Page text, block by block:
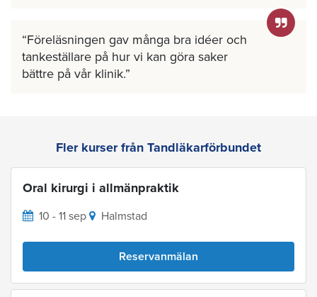
Föreläsningen gav många bra idéer och
tankeställare på hur vi kan göra saker
bättre på vår klinik.
Fler kurser från Tandläkarförbundet
Oral kirurgi i allmänpraktik
10 - 11 sep Halmstad
Reservanmälan